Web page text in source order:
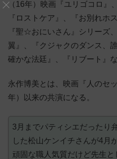
（16年）映画『ユリゴコロ』
『ロストケア』、『お別れホ
『聖☆おにいさん』シリーズ
翼』、『クジャクのダンス、
確かな法廷』、『リブート』な
永作博美とは、映画『人のセ
年）以来の共演になる。
3月までパティシエだったり
した松山ケンイチさんが4月
頑固な職人気質だけど先生と